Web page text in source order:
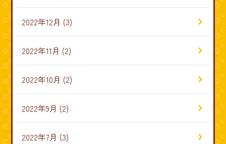
2022年12月 (3)
2022年11月 (2)
2022年10月 (2)
2022年9月 (2)
2022年7月 (3)